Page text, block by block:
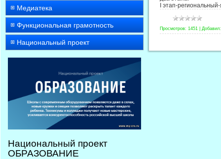
Медиатека
Функциональная грамотность
Национальный проект
Национальный проект
ОБРАЗОВАНИЕ
I этап-
Просмотров: 1451 Добавил: